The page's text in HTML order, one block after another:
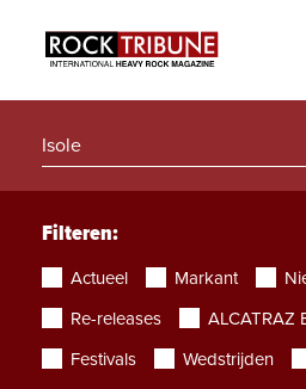
Filteren:
Actueel Markant
Re-releases
ALCATRAZ
Festivals
Wedstrijden